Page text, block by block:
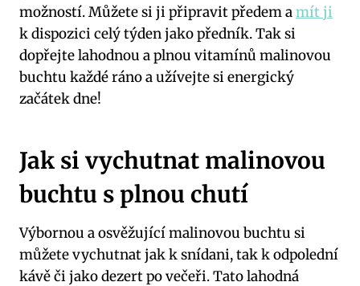
možností. Můžete si ji připravit předem amít ji
k dispozici celý týden jako předník. Tak si
dopřejte lahodnou a plnou vitamínů malinovou
buchtu každé ráno a užívejte si energický
začátek dne!
Jak si vychutnat malinovou
buchtu s plnou chutí
Výbornou a osvěžující malinovou buchtu si
můžete vychutnat jak k snídani, tak k odpolední
kávě či jako dezert po večeři. Tato lahodná